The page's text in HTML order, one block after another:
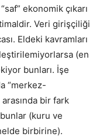
ekonomik çıkarı
Veri girişçiliği
Eldeki kavramları
(en
bunları. İşe
“merkez-
bir fark
(kuru ve
birbirine).